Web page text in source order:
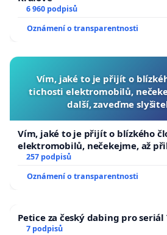
6 960 podpisů
Oznámení o transparentnosti
Vím, jaké to je přijít o
tichosti elektromobilů,
další, zaveďme
Vím, jaké to je přijít o blízkého
elektromobilů, nečekejme, až
zaveďme slyšitelná auta!
257 podpisů
Oznámení o transparentnosti
Petice za český dabing pro
7 podpisů